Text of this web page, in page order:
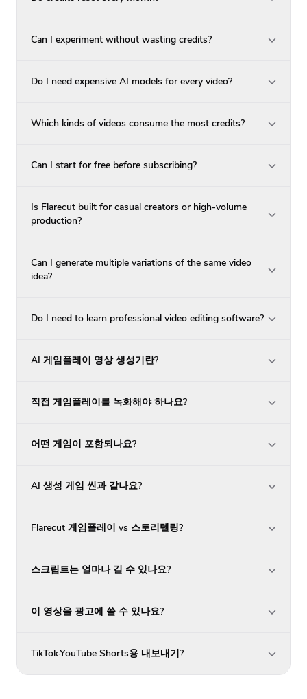
Can I experiment without wasting credits?
Do I need expensive AI models for every video?
Which kinds of videos consume the most credits?
Can I start for free before subscribing?
Is Flarecut built for casual creators or high-volume
production?
Can I generate multiple variations of the same video
idea?
Do I need to learn professional video editing software?
AI 게임플레이 영상 생성기란?
직접 게임플레이를 녹화해야 하나요?
어떤 게임이 포함되나요?
AI 생성 게임 씬과 같나요?
Flarecut 게임플레이 vs 스토리텔링?
스크립트는 얼마나 길 수 있나요?
이 영상을 광고에 쓸 수 있나요?
TikTok·YouTube Shorts용 내보내기?